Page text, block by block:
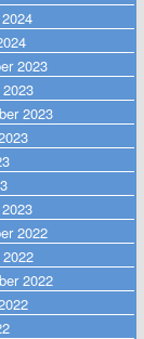
2023
2023
2022
2022